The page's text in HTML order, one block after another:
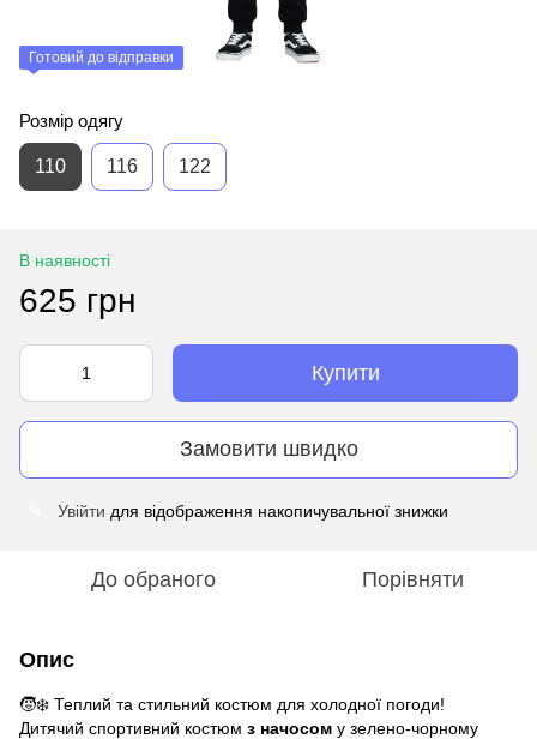
Готовий до відправки
Розмір одягу
110 116 122
В наявності
625 грн
Купити
Замовити швидко
Увійти для відображення накопичувальної знижки
До обраного Порівняти
Опис
🧒❄️ Теплий та стильний костюм для холодної погоди!
Дитячий спортивний костюм з начосом у зелено-чорному